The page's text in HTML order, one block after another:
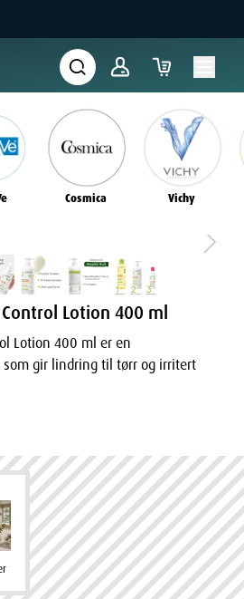
Cosmica Vichy
Lotion 400 ml
Lotion 400 ml er en
gir lindring til tørr og irritert